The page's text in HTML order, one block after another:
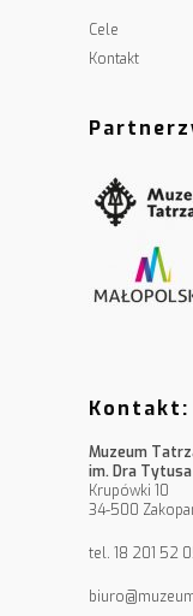
Cele
Kontakt
Kontakt:
Muzeum
im. Dra Tytusa
Krupówki 10
34-500
tel. 18 201 52